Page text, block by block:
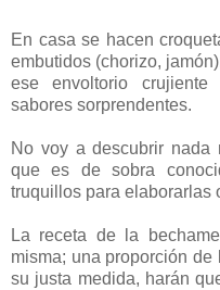
En casa se hacen
embutidos (chorizo,
ese envoltorio
sabores sorprendentes.
No voy a descubrir nada
que es de sobra
truquillos para elaborarlas
La receta de la
misma; una proporción
su justa medida, harán